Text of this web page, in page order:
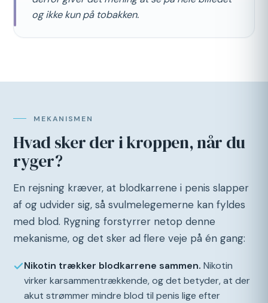
og ikke kun på tobakken.
MEKANISMEN
Hvad sker der i kroppen, når du
ryger?
En rejsning kræver, at blodkarrene i penis slapper
af og udvider sig, så svulmelegemerne kan fyldes
med blod. Rygning forstyrrer netop denne
mekanisme, og det sker ad flere veje på én gang:
Nikotin trækker blodkarrene sammen. Nikotin
virker karsammentrækkende, og det betyder, at der
akut strømmer mindre blod til penis lige efter